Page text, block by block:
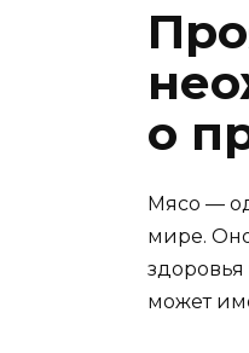
о
Мясо —
мире.
здоровья
может